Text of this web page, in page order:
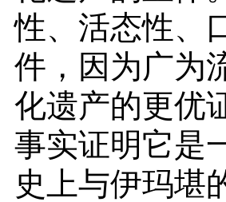
性、活态性、
件，因为广为
化遗产的更优
事实证明它是
史上与伊玛堪